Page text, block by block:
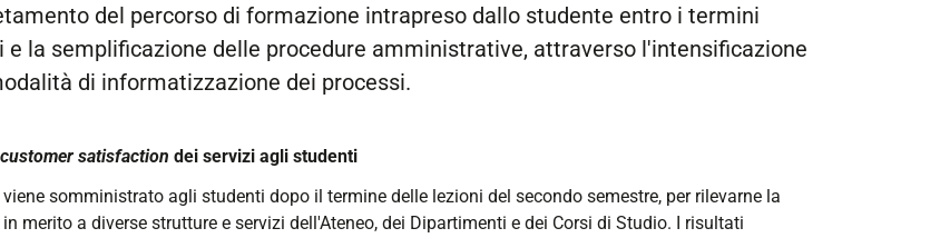
del percorso di formazione intrapreso dallo studente entro i termini
e la semplificazione delle procedure amministrative, attraverso l'intensificazione
di informatizzazione dei processi.
customer satisfaction dei servizi agli studenti
somministrato agli studenti dopo il termine delle lezioni del secondo semestre, per rilevarne la
merito a diverse strutture e servizi dell'Ateneo, dei Dipartimenti e dei Corsi di Studio. I risultati